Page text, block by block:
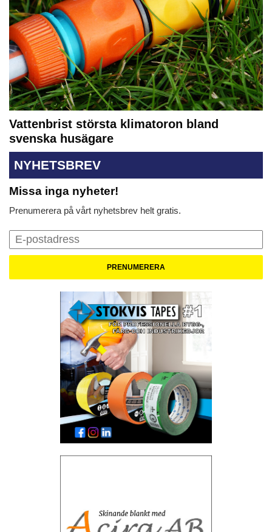
Vattenbrist största klimatoron bland
svenska husägare
NYHETSBREV
Missa inga nyheter!
Prenumerera på vårt nyhetsbrev helt gratis.